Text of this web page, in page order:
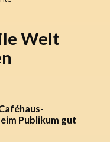
Welt
Publikum gut